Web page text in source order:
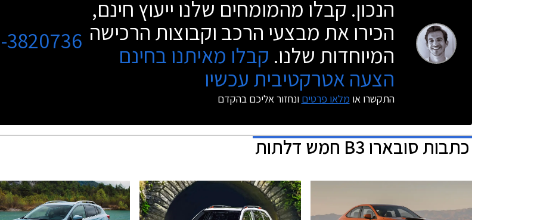
הנכון. קבלו מהמומחים שלנו ייעוץ חינם,
הכירו את מבצעי הרכב וקבוצות הרכישה
המיוחדות שלנו. קבלו מאיתנו בחינם
הצעה אטרקטיבית עכשיו
התקשרו או מלאו פרטים ונחזור אליכם בהקדם
3820736
כתבותסובארו B3 חמש דלתות